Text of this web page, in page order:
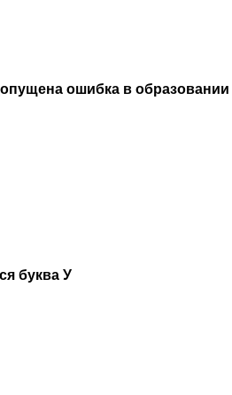
ошибка в образовании
буква У